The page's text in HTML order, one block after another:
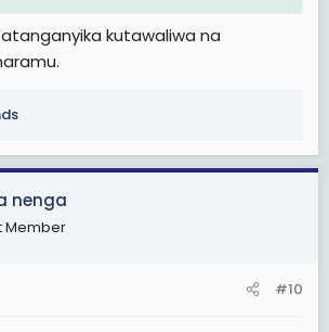
kutawaliwa na
nenga
Member
#10